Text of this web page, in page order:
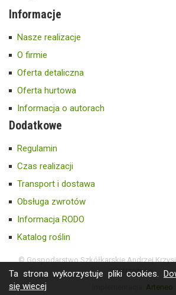
Informacje
Nasze realizacje
O firmie
Oferta detaliczna
Oferta hurtowa
Informacja o autorach
Dodatkowe
Regulamin
Czas realizacji
Transport i dostawa
Obsługa zwrotów
Informacja RODO
Katalog roślin
© Gospodarstwo Szkółkarskie Andrzej
zastrzeżone.
Arteneo
Ta strona wykorzystuje pliki cookies.
się wiecej